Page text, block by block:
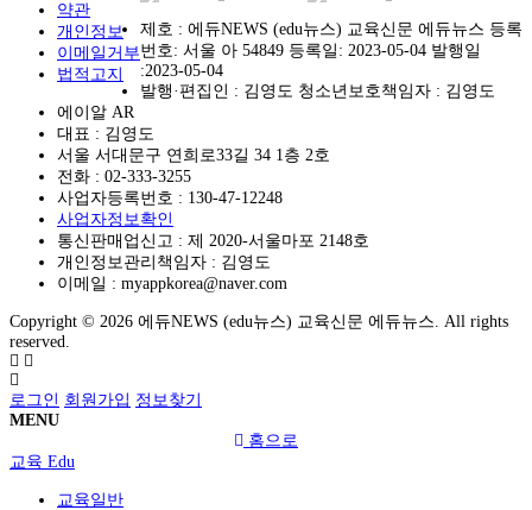
약관
개인정보
이메일거부
법적고지
제호 : 에듀NEWS (edu뉴스) 교육신문 에듀뉴스 등록
번호: 서울 아 54849 등록일: 2023-05-04 발행일
:2023-05-04
발행·편집인 : 김영도 청소년보호책임자 : 김영도
에이알 AR
대표 : 김영도
서울 서대문구 연희로33길 34 1층 2호
전화 : 02-333-3255
사업자등록번호 : 130-47-12248
사업자정보확인
통신판매업신고 : 제 2020-서울마포 2148호
개인정보관리책임자 : 김영도
이메일 : myappkorea@naver.com
Copyright © 2026 에듀NEWS (edu뉴스) 교육신문 에듀뉴스. All rights
reserved.
로그인 회원가입 정보찾기
MENU
홈으로
교육 Edu
교육일반